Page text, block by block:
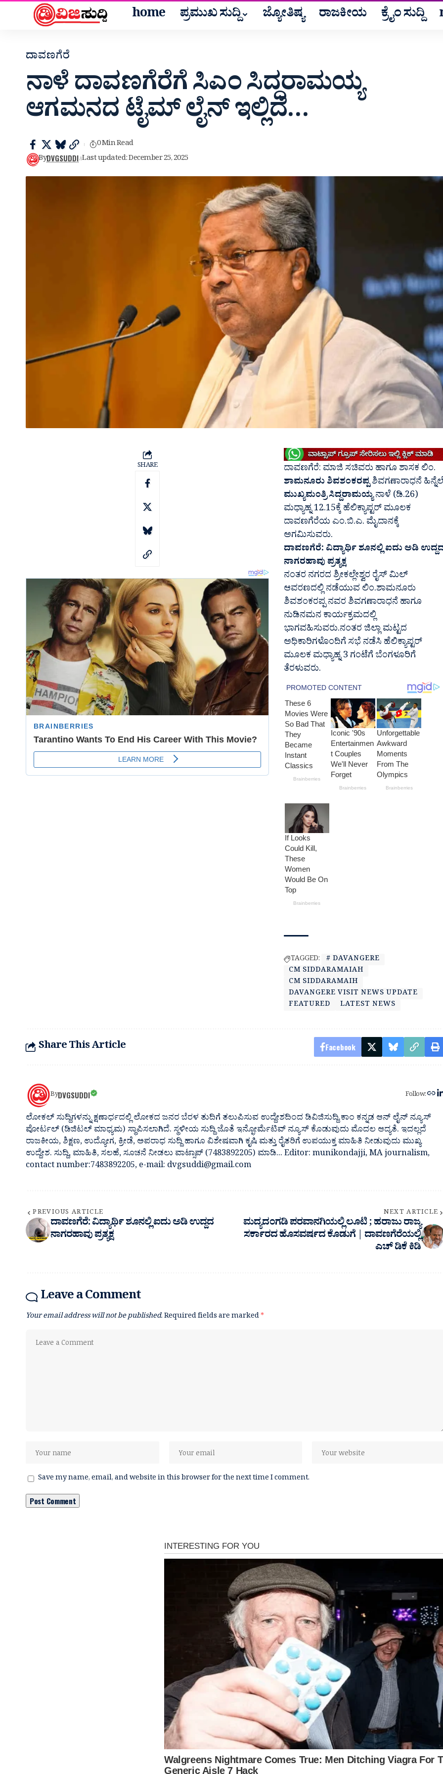
home ಪ್ರಮುಖ ಸುದ್ದಿ ಜ್ಯೋತಿಷ್ಯ ರಾಜಕೀಯ ಕ್ರೈಂ ಸುದ್ದಿ
ದಾವಣಗೆರೆ
ನಾಳೆ ದಾವಣಗೆರೆಗೆ ಸಿಎಂ ಸಿದ್ದರಾಮಯ್ಯ
ಆಗಮನದ ಟೈಮ್ ಲೈನ್ ಇಲ್ಲಿದೆ…
ByDVGSUDDI Last updated: December 25, 2025
0 Min Read
SHARE
ದಾವಣಗೆರೆ: ಮಾಜಿ ಸಚಿವರು ಹಾಗೂ ಶಾಸಕ ಲಿಂ.
ಶಾಮನೂರು ಶಿವಶಂಕರಪ್ಪಶಿವಗಣಾರಾಧನೆ
ಮುಖ್ಯಮಂತ್ರಿ ಸಿದ್ದರಾಮಯ್ಯನಾಳೆ (ಡಿ.26)
ಮಧ್ಯಾಹ್ನ 12.15ಕ್ಕೆ ಹೆಲಿಕ್ಯಾಪ್ಟರ್ ಮೂಲಕ
ದಾವಣಗೆರೆಯ ಎಂ.ಬಿ.ಎ. ಮೈದಾನಕ್ಕೆ
ಅಗಮಿಸುವರು.
ದಾವಣಗೆರೆ: ವಿದ್ಯಾರ್ಥಿ ಶೂನಲ್ಲಿ ಐದು ಅಡಿ
ನಾಗರಹಾವು ಪ್ರತ್ಯಕ್ಷ
ನಂತರ ನಗರದ ಶ್ರೀಕಲ್ಲೇಶ್ವರ ರೈಸ್ ಮಿಲ್
ಆವರಣದಲ್ಲಿ ನಡೆಯುವ ಲಿಂ.ಶಾಮನೂರು
ಶಿವಶಂಕರಪ್ಪ ನವರ ಶಿವಗಣಾರಾಧನೆ ಹಾಗೂ
ನುಡಿನಮನ ಕಾರ್ಯಕ್ರಮದಲ್ಲಿ
ಭಾಗವಹಿಸುವರು.ನಂತರ ಜಿಲ್ಲಾ ಮಟ್ಟದ
ಅಧಿಕಾರಿಗಳೊಂದಿಗೆ ಸಭೆ ನಡೆಸಿ ಹೆಲಿಕ್ಯಾಪ್ಟರ್
ಮೂಲಕ ಮಧ್ಯಾಹ್ನ 3 ಗಂಟೆಗೆ ಬೆಂಗಳೂರಿಗೆ
ತೆರಳುವರು.
TAGGED:
# DAVANGERE
CM SIDDARAMAIAH
CM SIDDARAMAIH
DAVANGERE VISIT NEWS UPDATE
FEATURED
LATEST NEWS
Share This Article Facebook
ByDVGSUDDI Follow:
ಲೋಕಲ್ ಸುದ್ದಿಗಳನ್ನು ಕ್ಷಣಾರ್ಧದಲ್ಲಿ ಲೋಕದ ಜನರ ಬೆರಳ ತುದಿಗೆ ತಲುಪಿಸುವ ಉದ್ದೇಶದಿಂದ ಡಿವಿಜಿಸುದ್ದಿ.ಕಾಂ ಕನ್ನಡ ಆನ್ ಲೈನ್ ನ್ಯೂಸ್
ಪೋರ್ಟಲ್ (ಡಿಜಿಟಲ್ ಮಾಧ್ಯಮ) ಸ್ಥಾಪಿಸಲಾಗಿದೆ. ಸ್ಥಳೀಯ ಸುದ್ದಿ ಜೊತೆ ಇನ್ಫೋರ್ಮೆಟಿವ್ ನ್ಯೂಸ್ ಕೊಡುವುದು ಮೊದಲ ಆದ್ಯತೆ. ಇದಲ್ಲದೆ
ರಾಜಕೀಯ, ಶಿಕ್ಷಣ, ಉದ್ಯೋಗ, ಕ್ರೀಡೆ, ಅಪರಾಧ ಸುದ್ದಿ ಹಾಗೂ ವಿಶೇಷವಾಗಿ ಕೃಷಿ ಮತ್ತು ರೈತರಿಗೆ ಉಪಯುಕ್ತ ಮಾಹಿತಿ ನೀಡುವುದು ಮುಖ್ಯ
ಉದ್ದೇಶ. ಸುದ್ದಿ, ಮಾಹಿತಿ, ಸಲಹೆ, ಸೂಚನೆ ನೀಡಲು ವಾಟ್ಸಾಪ್ (7483892205) ಮಾಡಿ... Editor: munikondajji, MA journalism,
contact number:7483892205, e-mail: dvgsuddi@gmail.com
PREVIOUS ARTICLE
ದಾವಣಗೆರೆ: ವಿದ್ಯಾರ್ಥಿ ಶೂನಲ್ಲಿ ಐದು ಅಡಿ ಉದ್ದದ
ನಾಗರಹಾವು ಪ್ರತ್ಯಕ್ಷ
NEXT ARTICLE
ಮದ್ಯದಂಗಡಿ ಪರವಾನಗಿಯಲ್ಲಿ ಲೂಟಿ ; ಹರಾಜು ರಾಜ್ಯ
ಸರ್ಕಾರದ ಹೊಸವರ್ಷದ ಕೊಡುಗೆ | ದಾವಣಗೆರೆಯಲ್ಲಿ
ಎಚ್ ಡಿಕೆ ಕಿಡಿ
Leave a Comment
Your email address will not be published.Required fields are marked*
Save my name, email, and website in this browser for the next time I comment.